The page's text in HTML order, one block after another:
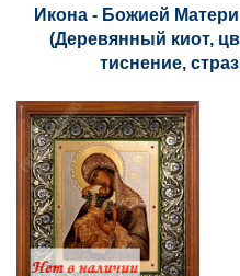
Икона - Божией
(Деревянный киот,
тиснение,